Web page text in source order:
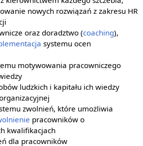
nowych rozwiązań z zakresu HR
oraz doradztwo (coaching),
systemu ocen
motywowania pracowniczego
ludzkich i kapitału ich wiedzy
zwolnień, które umożliwia
pracowników o
kwalifikacjach
dla pracowników